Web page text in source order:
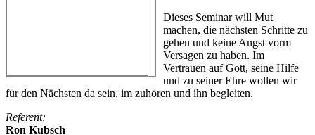
Dieses Seminar will Mut
machen, die nächsten Schritte zu
gehen und keine Angst vorm
Versagen zu haben. Im
Vertrauen auf Gott, seine Hilfe
und zu seiner Ehre wollen wir
für den Nächsten da sein, im zuhören und ihn begleiten.
Referent:
Ron Kubsch